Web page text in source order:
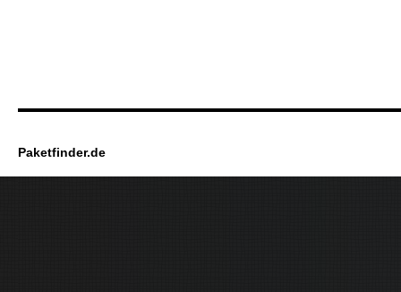
Paketfinder.de